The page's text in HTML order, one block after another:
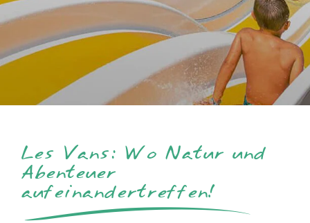
Les Vans: Wo Natur und
Abenteuer
aufeinandertreffen!